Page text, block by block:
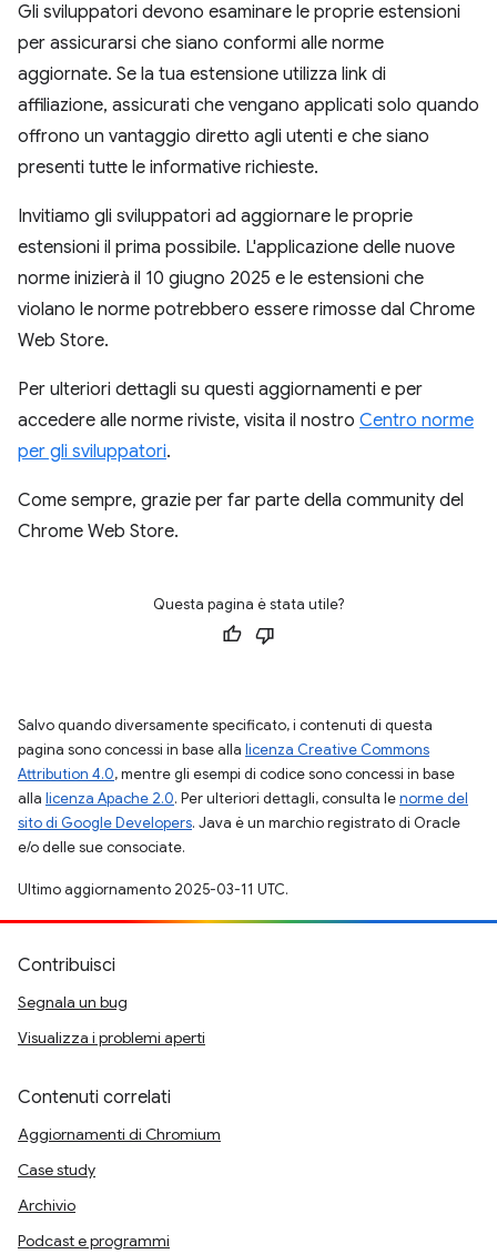
Gli sviluppatori devono esaminare le proprie estensioni
per assicurarsi che siano conformi alle norme
aggiornate. Se la tua estensione utilizza link di
affiliazione, assicurati che vengano applicati solo quando
offrono un vantaggio diretto agli utenti e che siano
presenti tutte le informative richieste.
Invitiamo gli sviluppatori ad aggiornare le proprie
estensioni il prima possibile. L'applicazione delle nuove
norme inizierà il 10 giugno 2025 e le estensioni che
violano le norme potrebbero essere rimosse dal Chrome
Web Store.
Per ulteriori dettagli su questi aggiornamenti e per
accedere alle norme riviste, visita il nostro Centro norme
per gli sviluppatori.
Come sempre, grazie per far parte della community del
Chrome Web Store.
Questa pagina è stata utile?
Salvo quando diversamente specificato, i contenuti di questa
pagina sono concessi in base alla licenza Creative Commons
Attribution 4.0, mentre gli esempi di codice sono concessi in base
alla licenza Apache 2.0. Per ulteriori dettagli, consulta lenorme del
sito di Google Developers. Java è un marchio registrato di Oracle
e/o delle sue consociate.
Ultimo aggiornamento 2025-03-11 UTC.
Contribuisci
Segnala un bug
Visualizza i problemi aperti
Contenuti correlati
Aggiornamenti di Chromium
Case study
Archivio
Podcast e programmi